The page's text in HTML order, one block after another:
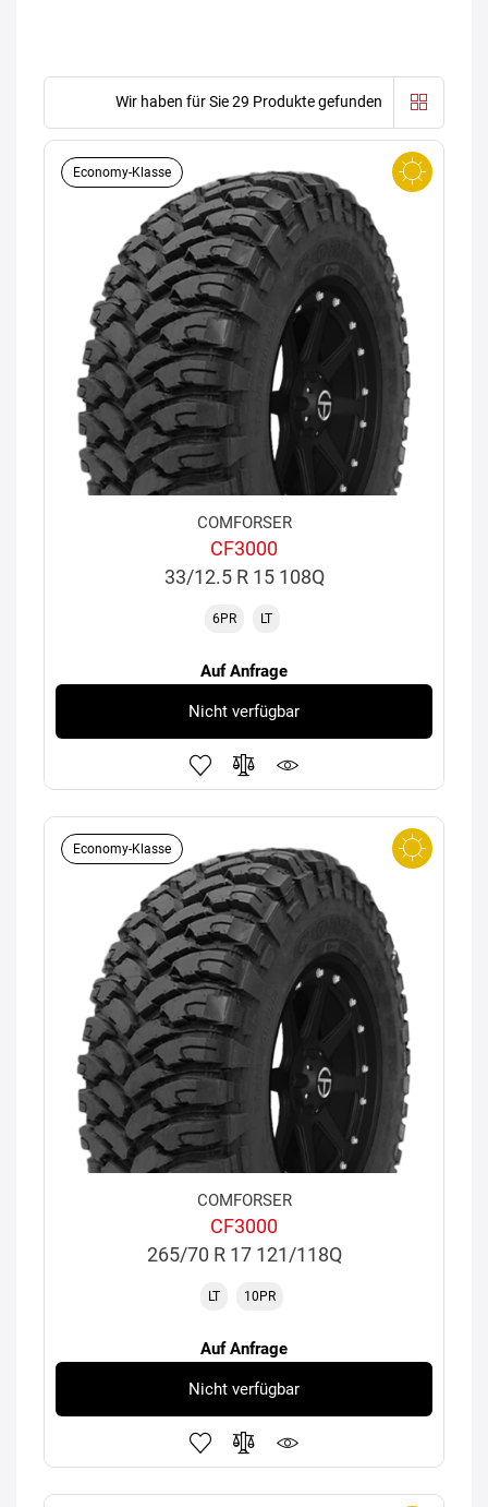
Wir haben für Sie 29 Produkte gefunden
Economy-Klasse
COMFORSER
CF3000
33/12.5 R 15 108Q
6PR LT
Auf Anfrage
Nicht verfügbar
Economy-Klasse
COMFORSER
CF3000
265/70 R 17 121/118Q
LT 10PR
Auf Anfrage
Nicht verfügbar